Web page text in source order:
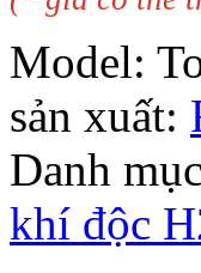
Model:
sản xuất:
Danh
khí độc